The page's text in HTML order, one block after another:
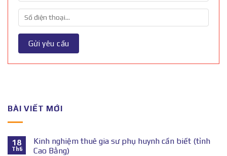
BÀI VIẾT MỚI
18
Th6
Kinh nghiệm thuê gia sư phụ huynh cần biết (tỉnh
Cao Bằng)